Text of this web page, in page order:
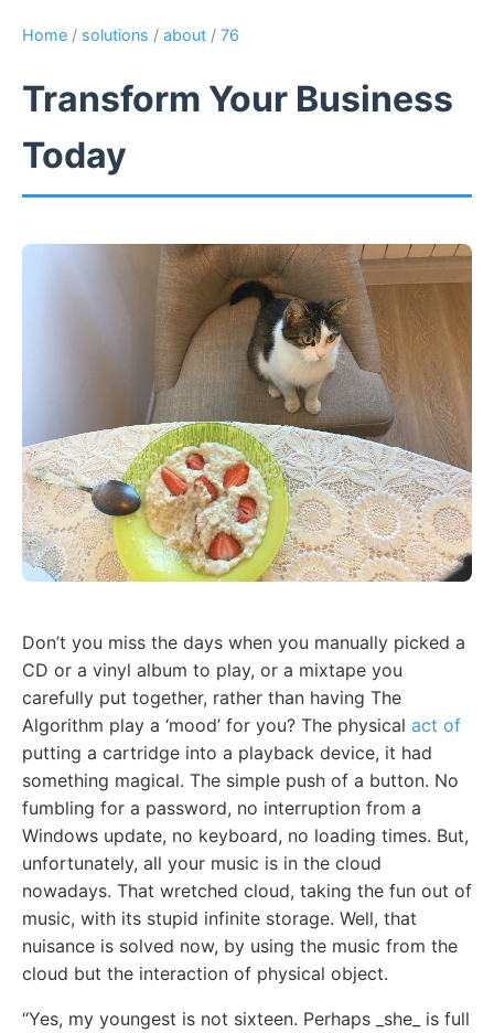
Home / solutions / about / 76
Transform Your Business
Today
Don’t you miss the days when you manually picked a
CD or a vinyl album to play, or a mixtape you
carefully put together, rather than having The
Algorithm play a ‘mood’ for you? The physical act of
putting a cartridge into a playback device, it had
something magical. The simple push of a button. No
fumbling for a password, no interruption from a
Windows update, no keyboard, no loading times. But,
unfortunately, all your music is in the cloud
nowadays. That wretched cloud, taking the fun out of
music, with its stupid infinite storage. Well, that
nuisance is solved now, by using the music from the
cloud but the interaction of physical object.
“Yes, my youngest is not sixteen. Perhaps _she_ is full